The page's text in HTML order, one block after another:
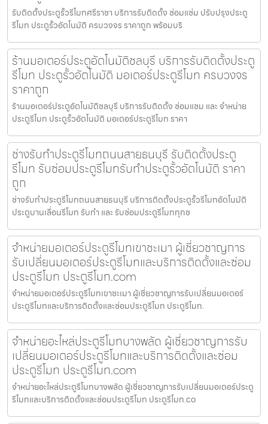
รับติดตั้งประตูรั้วรีโมทศรีราชา บริการรับติดตั้ง ซ่อมแซ่ม ปรับปรุงประตู
รีโมท ประตูรั้วอัตโนมัติ ครบวงจร ราคาถูก พร้อมบริ
ร้านมอเตอร์ประตูอัตโนมัติชลบุรี บริการรับติดตั้งประตู
รีโมท ประตูรั้วอัตโนมัติ มอเตอร์ประตูรีโมท ครบวงจร
ราคาถูก
ร้านมอเตอร์ประตูอัตโนมัติชลบุรี บริการรับติดตั้ง ซ่อมแซม และ จำหน่าย
ประตูรีโมท ประตูรั้วอัตโนมัติ มอเตอร์ประตูรีโมท ราคา
ช่างรับทำประตูรีโมทถนนสายธนบุรี รับติดตั้งประตู
รีโมท รับซ่อมประตูรีโมทรับทำประตูรั้วอัตโนมัติ ราคา
ถูก
ช่างรับทำประตูรีโมทถนนสายธนบุรี บริการติดตั้งประตูรั้วรีโมทอัตโนมัติ
ประตูบานเลื่อนรีโมท รับทำ และ รับซ่อมประตูรีโมททุกช
จำหน่ายมอเตอร์ประตูรีโมทเขาชะเมา ผู้เชี่ยวชาญการ
รับเปลี่ยนมอเตอร์ประตูรีโมทและบริการติดตั้งและซ่อม
ประตูรีโมท ประตูรีโมท.com
จำหน่ายมอเตอร์ประตูรีโมทเขาชะเมา ผู้เชี่ยวชาญการรับเปลี่ยนมอเตอร์
ประตูรีโมทและบริการติดตั้งและซ่อมประตูรีโมท ประตูรีโมท.
จำหน่ายอะไหล่ประตูรีโมทบางพลัด ผู้เชี่ยวชาญการรับ
เปลี่ยนมอเตอร์ประตูรีโมทและบริการติดตั้งและซ่อม
ประตูรีโมท ประตูรีโมท.com
จำหน่ายอะไหล่ประตูรีโมทบางพลัด ผู้เชี่ยวชาญการรับเปลี่ยนมอเตอร์ประตู
รีโมทและบริการติดตั้งและซ่อมประตูรีโมท ประตูรีโมท.co